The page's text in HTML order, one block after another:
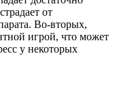
от
Во-вторых,
игрой, что может
у некоторых